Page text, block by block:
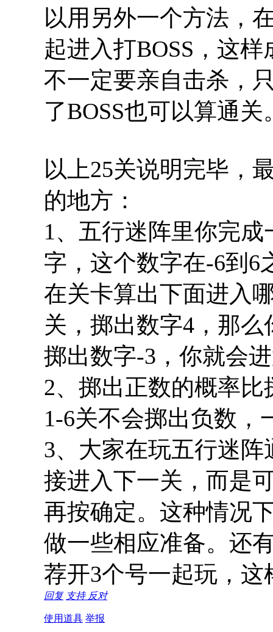
以用另外一个方法，
起进入打BOSS，这
不一定要亲自击杀，
了BOSS也可以算通关
以上25关说明完毕，
的地方：
1、五行迷阵里你完
字，这个数字在-6到6
在关卡算出下面进入
关，掷出数字4，那
掷出数字-3，你就会
2、掷出正数的概率
1-6关不会掷出负数，
3、大家在玩五行迷
接进入下一关，而是
再按确定。这种情况
做一些相应准备。还
荐开3个号一起玩，
回复 支持 反对
使用道具 举报